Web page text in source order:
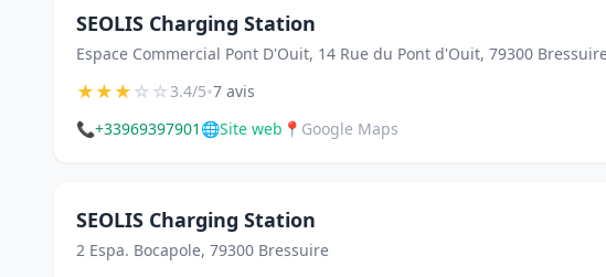
SEOLIS Charging Station
Espace Commercial Pont D'Ouit, 14 Rue du Pont d'Ouit, 79300
★★★☆☆3.4/5•7 avis
📞+33969397901 🌐Site web 📍 Google Maps
SEOLIS Charging Station
2 Espa. Bocapole, 79300 Bressuire